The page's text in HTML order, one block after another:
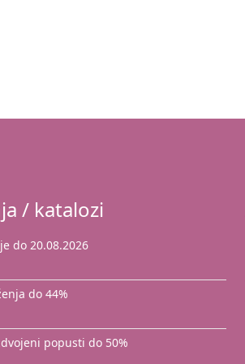
/ katalozi
do 20.08.2026
do 44%
popusti do 50%